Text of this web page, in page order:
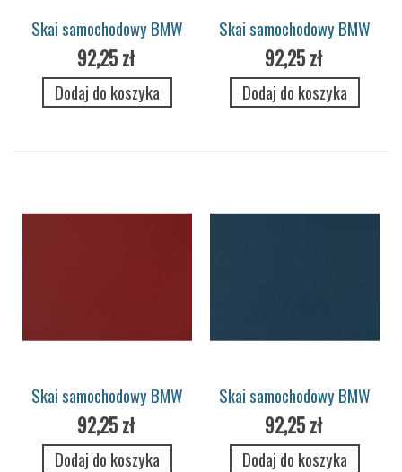
Skai samochodowy BMW
Merino 7717 tartufo
92,25 zł
Dodaj do koszyka
Skai samochodowy BMW
Merino 7719 bengal red
92,25 zł
Dodaj do koszyka
Skai samochodowy BMW
Merino 7718 sport red
92,25 zł
Dodaj do koszyka
Skai samochodowy BMW
Merino 7715 fjord blue
92,25 zł
Dodaj do koszyka